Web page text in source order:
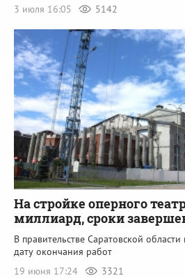
3 июля 16:05
5142
На стройке оперного
миллиард, сроки
В правительстве Саратовской
дату окончания работ
19 июня 17:24
3321